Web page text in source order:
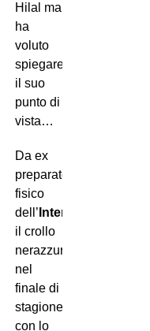
Hilal ma
ha
voluto
spiegare
il suo
punto di
vista…
Da ex
preparatore
fisico
dell’ Inter
il crollo
nerazzurro
nel
finale di
stagione,
con lo